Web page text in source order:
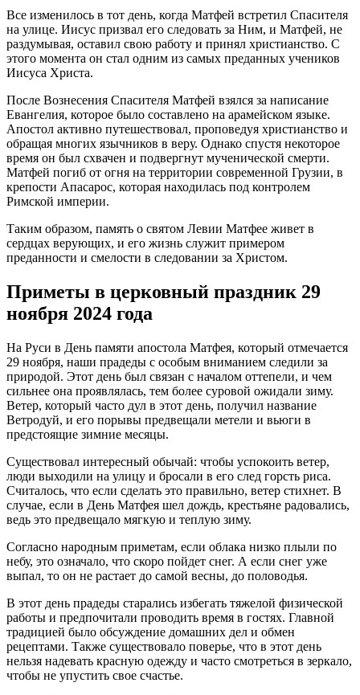
Все изменилось в тот день, когда Матфей встретил Спасителя
на улице. Иисус призвал его следовать за Ним, и Матфей, не
раздумывая, оставил свою работу и принял христианство. С
этого момента он стал одним из самых преданных учеников
Иисуса Христа.
После Вознесения Спасителя Матфей взялся за написание
Евангелия, которое было составлено на арамейском языке.
Апостол активно путешествовал, проповедуя христианство и
обращая многих язычников в веру. Однако спустя некоторое
время он был схвачен и подвергнут мученической смерти.
Матфей погиб от огня на территории современной Грузии, в
крепости Апасарос, которая находилась под контролем
Римской империи.
Таким образом, память о святом Левии Матфее живет в
сердцах верующих, и его жизнь служит примером
преданности и смелости в следовании за Христом.
Приметы в церковный праздник 29
ноября 2024 года
На Руси в День памяти апостола Матфея, который отмечается
29 ноября, наши прадеды с особым вниманием следили за
природой. Этот день был связан с началом оттепели, и чем
сильнее она проявлялась, тем более суровой ожидали зиму.
Ветер, который часто дул в этот день, получил название
Ветродуй, и его порывы предвещали метели и вьюги в
предстоящие зимние месяцы.
Существовал интересный обычай: чтобы успокоить ветер,
люди выходили на улицу и бросали в его след горсть риса.
Считалось, что если сделать это правильно, ветер стихнет. В
случае, если в День Матфея шел дождь, крестьяне радовались,
ведь это предвещало мягкую и теплую зиму.
Согласно народным приметам, если облака низко плыли по
небу, это означало, что скоро пойдет снег. А если снег уже
выпал, то он не растает до самой весны, до половодья.
В этот день прадеды старались избегать тяжелой физической
работы и предпочитали проводить время в гостях. Главной
традицией было обсуждение домашних дел и обмен
рецептами. Также существовало поверье, что в этот день
нельзя надевать красную одежду и часто смотреться в зеркало,
чтобы не упустить свое счастье.